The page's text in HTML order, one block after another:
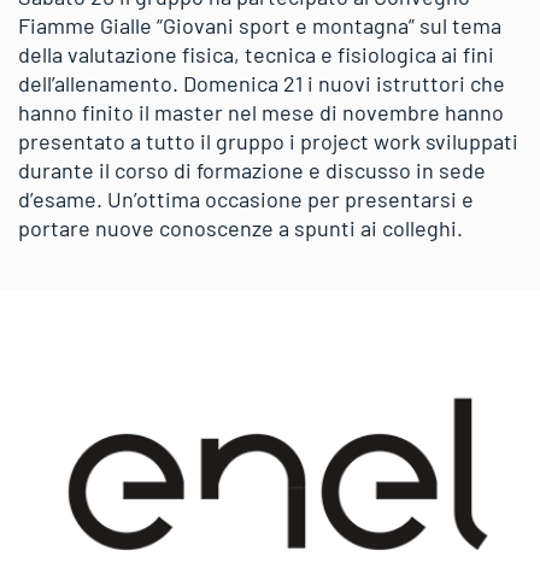
Fiamme Gialle “Giovani sport e montagna” sul tema
della valutazione fisica, tecnica e fisiologica ai fini
dell’allenamento. Domenica 21 i nuovi istruttori che
hanno finito il master nel mese di novembre hanno
presentato a tutto il gruppo i project work sviluppati
durante il corso di formazione e discusso in sede
d’esame. Un’ottima occasione per presentarsi e
portare nuove conoscenze a spunti ai colleghi.